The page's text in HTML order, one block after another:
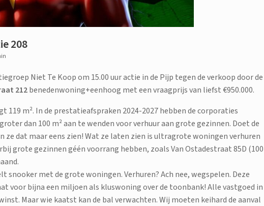
208
Niet Te Koop om 15.00 uur actie in de Pijp tegen de verkoop door de
212benedenwoning+eenhoog met een vraagprijs van liefst €950.000.
119 m². In de prestatieafspraken 2024-2027 hebben de corporaties
dan 100 m² aan te wenden voor verhuur aan grote gezinnen. Doet de
ze dat maar eens zien! Wat ze laten zien is ultragrote woningen verhuren
grote gezinnen géén voorrang hebben, zoals Van Ostadestraat 85D (100
snooker met de grote woningen. Verhuren? Ach nee, wegspelen. Deze
voor bijna een miljoen als kluswoning over de toonbank! Alle vastgoed in
Maar wie kaatst kan de bal verwachten. Wij moeten keihard de aanval